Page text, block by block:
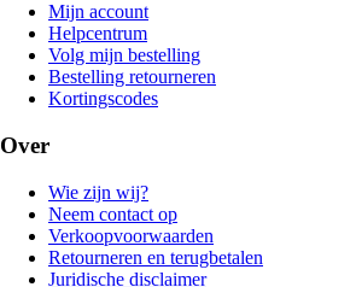
Mijn account
Helpcentrum
Volg mijn bestelling
Bestelling retourneren
Kortingscodes
Over
Wie zijn wij?
Neem contact op
Verkoopvoorwaarden
Retourneren en terugbetalen
Juridische disclaimer